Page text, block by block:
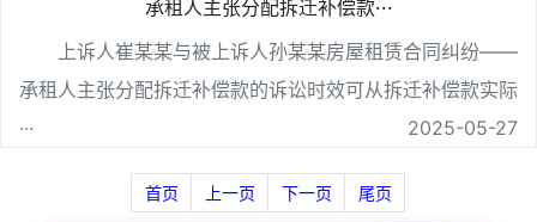
承租人主张分配拆迁补偿款···
上诉人崔某某与被上诉人孙某某房屋租赁合同纠纷——
承租人主张分配拆迁补偿款的诉讼时效可从拆迁补偿款实际
···
2025-05-27
首页 上一页 下一页 尾页